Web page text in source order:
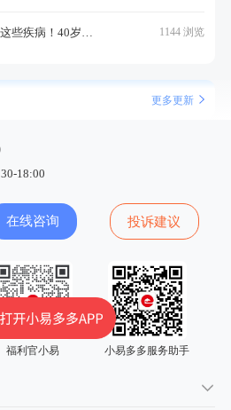
的这个疾病最需要注意！ 1144 浏览
更多更新
18:00
在线咨询 投诉建议
福利官小易 小易多多服务助手